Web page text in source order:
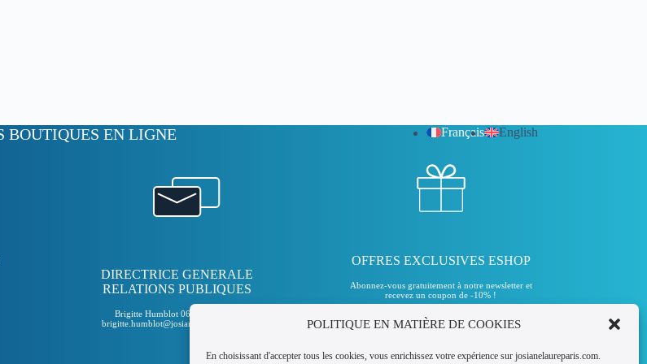
POLITIQUE EN MATIÈRE DE COOKIES
En choisissant d'accepter tous les cookies, vous enrichissez votre expérience sur josianelaureparis.com.
BOUTIQUES EN LIGNE Français English
DIRECTRICE GENERALE
RELATIONS PUBLIQUES
Brigitte Humblot 06 72 76 27 66
brigitte.humblot@josianelaureparis.com
OFFRES EXCLUSIVES ESHOP
Abonnez-vous gratuitement à notre newsletter et
recevez un coupon de -10% !
Pour recevoir votre coupon